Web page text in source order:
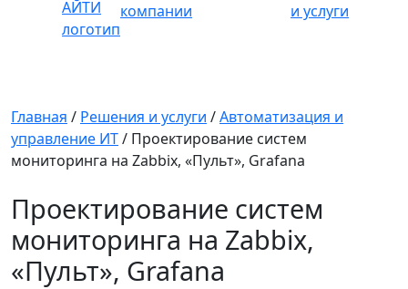
компании
и услуги
Главная / Решения и услуги /Автоматизация и
управление ИТ/ Проектирование систем
мониторинга на Zabbix, «Пульт», Grafana
Проектирование систем
мониторинга на Zabbix,
«Пульт», Grafana